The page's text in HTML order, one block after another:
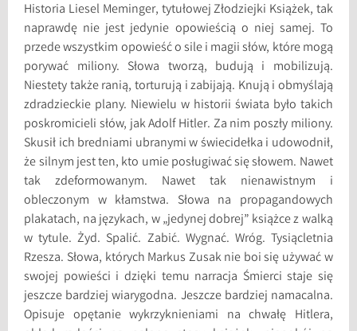
Historia Liesel Meminger, tytułowej Złodziejki Książek, tak
naprawdę nie jest jedynie opowieścią o niej samej. To
przede wszystkim opowieść o sile i magii słów, które mogą
porywać miliony. Słowa tworzą, budują i mobilizują.
Niestety także ranią, torturują i zabijają. Knują i obmyślają
zdradzieckie plany. Niewielu w historii świata było takich
poskromicieli słów, jak Adolf Hitler. Za nim poszły miliony.
Skusił ich bredniami ubranymi w świecidełka i udowodnił,
że silnym jest ten, kto umie posługiwać się słowem. Nawet
tak zdeformowanym. Nawet tak nienawistnym i
obleczonym w kłamstwa. Słowa na propagandowych
plakatach, na językach, w „jedynej dobrej” książce z walką
w tytule. Żyd. Spalić. Zabić. Wygnać. Wróg. Tysiącletnia
Rzesza. Słowa, których Markus Zusak nie boi się używać w
swojej powieści i dzięki temu narracja Śmierci staje się
jeszcze bardziej wiarygodna. Jeszcze bardziej namacalna.
Opisuje opętanie wykrzyknieniami na chwałę Hitlera,